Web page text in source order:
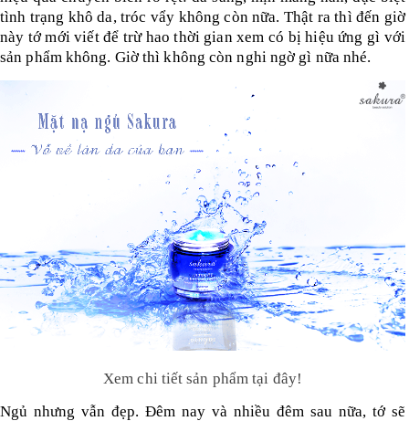
tình trạng khô da, tróc vẩy không còn nữa. Thật ra thì đến giờ
này tớ mới viết để trừ hao thời gian xem có bị hiệu ứng gì với
sản phẩm không. Giờ thì không còn nghi ngờ gì nữa nhé.
Xem chi tiết sản phẩm tại đây!
Ngủ nhưng vẫn đẹp. Đêm nay và nhiều đêm sau nữa, tớ sẽ